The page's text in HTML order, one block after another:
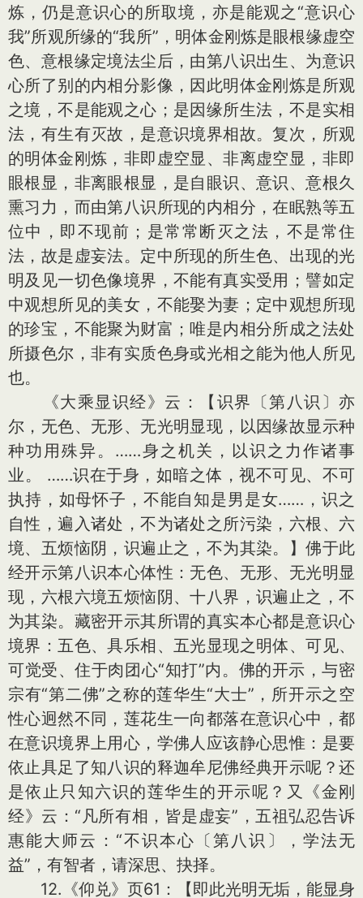
炼，仍是意识心的所取境，亦是能观之“意识心
我”所观所缘的“我所”，明体金刚炼是眼根缘虚空
色、意根缘定境法尘后，由第八识出生、为意识
心所了别的内相分影像，因此明体金刚炼是所观
之境，不是能观之心；是因缘所生法，不是实相
法，有生有灭故，是意识境界相故。复次，所观
的明体金刚炼，非即虚空显、非离虚空显，非即
眼根显，非离眼根显，是自眼识、意识、意根久
熏习力，而由第八识所现的内相分，在眠熟等五
位中，即不现前；是常常断灭之法，不是常住
法，故是虚妄法。定中所现的所生色、出现的光
明及见一切色像境界，不能有真实受用；譬如定
中观想所见的美女，不能娶为妻；定中观想所现
的珍宝，不能聚为财富；唯是内相分所成之法处
所摄色尔，非有实质色身或光相之能为他人所见
也。
《大乘显识经》云：【识界〔第八识〕亦
尔，无色、无形、无光明显现，以因缘故显示种
种功用殊异。……身之机关，以识之力作诸事
业。 ……识在于身，如暗之体，视不可见、不可
执持，如母怀子，不能自知是男是女……，识之
自性，遍入诸处，不为诸处之所污染，六根、六
境、五烦恼阴，识遍止之，不为其染。】佛于此
经开示第八识本心体性：无色、无形、无光明显
现，六根六境五烦恼阴、十八界，识遍止之，不
为其染。藏密开示其所谓的真实本心都是意识心
境界：五色、具乐相、五光显现之明体、可见、
可觉受、住于肉团心“知打”内。佛的开示，与密
宗有“第二佛”之称的莲华生“大士”，所开示之空
性心迥然不同，莲花生一向都落在意识心中，都
在意识境界上用心，学佛人应该静心思惟：是要
依止具足了知八识的释迦牟尼佛经典开示呢？还
是依止只知六识的莲华生的开示呢？又《金刚
经》云：“凡所有相，皆是虚妄”，五祖弘忍告诉
惠能大师云：“不识本心〔第八识〕，学法无
益”，有智者，请深思、抉择。
12.《仰兑》页61：【即此光明无垢，能显身